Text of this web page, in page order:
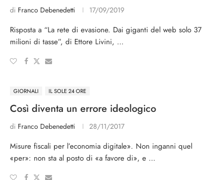
di Franco Debenedetti 17/09/2019
Risposta a “La rete di evasione. Dai giganti del web solo 37
milioni di tasse”, di Ettore Livini, …
GIORNALI IL SOLE 24 ORE
Così diventa un errore ideologico
di Franco Debenedetti 28/11/2017
Misure fiscali per l’economia digitale». Non inganni quel
«per»: non sta al posto di «a favore di», e …